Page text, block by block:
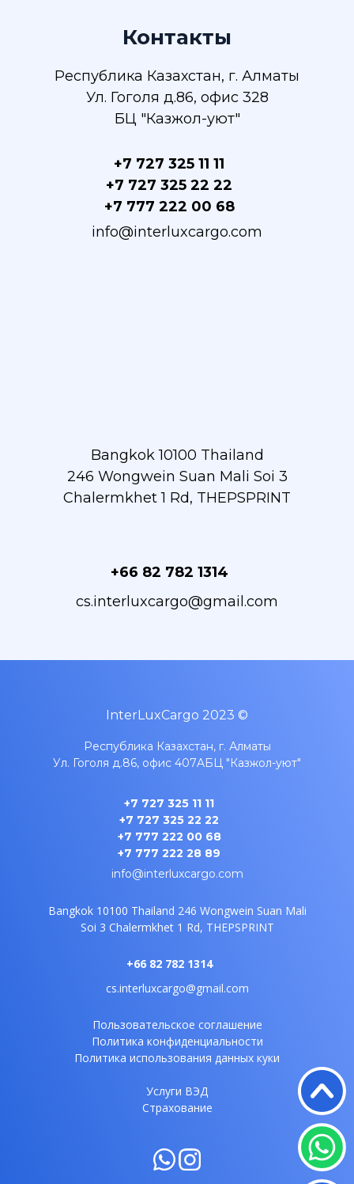
Контакты
Республика Казахстан, г. Алматы
Ул. Гоголя д.86, офис 328
БЦ "Казжол-уют"
+7 727 325 11 11
+7 727 325 22 22
+7 777 222 00 68
info@interluxcargo.com
Bangkok 10100 Thailand
246 Wongwein Suan Mali Soi 3
Chalermkhet 1 Rd, THEPSPRINT
+66 82 782 1314
cs.interluxcargo@gmail.com
InterLuxCargo 2023 ©
Республика Казахстан, г. Алматы
Ул. Гоголя д.86, офис 407AБЦ "Казжол-уют"
+7 727 325 11 11
+7 727 325 22 22
+7 777 222 00 68
+7 777 222 28 89
info@interluxcargo.com
Bangkok 10100 Thailand 246 Wongwein Suan Mali
Soi 3 Chalermkhet 1 Rd, THEPSPRINT
+66 82 782 1314
cs.interluxcargo@gmail.com
Пользовательское соглашение
Политика конфиденциальности
Политика использования данных куки
Услуги ВЭД
Страхование